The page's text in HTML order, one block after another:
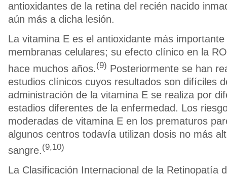
antioxidantes de la retina del recién nacido
aún más a dicha lesión.
La vitamina E es el antioxidante más
membranas celulares; su efecto clínico en la
hace muchos años.(9) Posteriormente se han
estudios clínicos cuyos resultados son difíciles
administración de la vitamina E se realiza por
estadios diferentes de la enfermedad. Los
moderadas de vitamina E en los prematuros
algunos centros todavía utilizan dosis no más
sangre.(9,10)
La Clasificación Internacional de la Retinopatía